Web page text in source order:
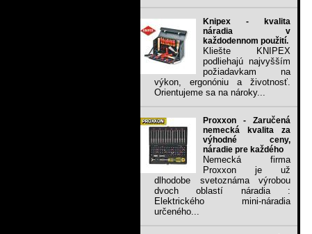
Knipex - kvalita
náradia v
každodennom použití.
Kliešte KNIPEX
podliehajú najvyšším
požiadavkam na
výkon, ergonóniu a životnosť.
Orientujeme sa na nároky...
Proxxon - Zaručená
nemecká kvalita za
výhodné ceny,
náradie pre každého
Nemecká firma
Proxxon je už
dlhodobe svetoznáma výrobou
dvoch oblastí náradia :
Elektrického mini-náradia
určeného...